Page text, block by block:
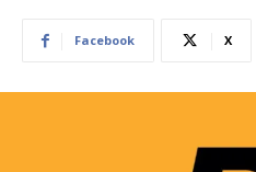
Facebook X